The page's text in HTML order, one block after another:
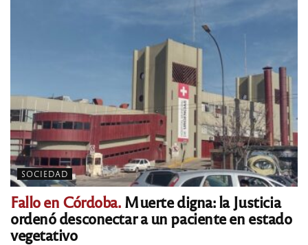
SOCIEDAD
Fallo en Córdoba.Muerte digna: la Justicia
ordenó desconectar a un paciente en estado
vegetativo